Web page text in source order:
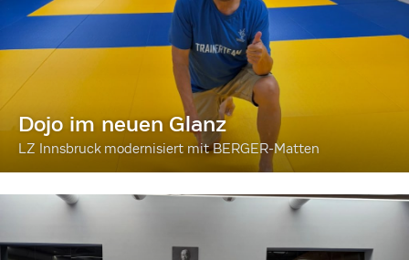
Dojo im neuen Glanz
LZ Innsbruck modernisiert mit BERGER-Matten